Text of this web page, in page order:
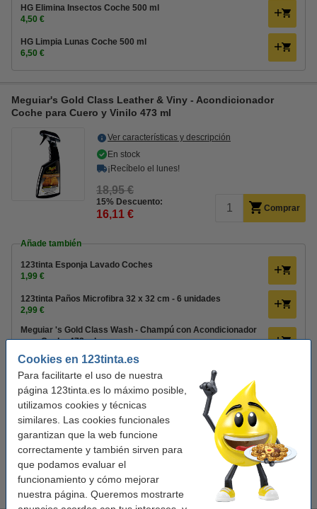
Cookies en 123tinta.es
Para facilitarte el uso de nuestra
página 123tinta.es lo máximo posible,
utilizamos cookies y técnicas
similares. Las cookies funcionales
garantizan que la web funcione
correctamente y también sirven para
que podamos evaluar el
funcionamiento y cómo mejorar
nuestra página. Queremos mostrarte
HG Elimina Insectos Coche 500 ml
4,50 €
HG Limpia Lunas Coche 500 ml
6,50 €
Meguiar's Gold Class Leather & Viny - Acondicionador
Coche para Cuero y Vinilo 473 ml
Ver características y descripción
En stock
¡Recíbelo el lunes!
18,95 €
15% Descuento:
16,11 € Comprar
Añade también
123tinta Esponja Lavado Coches
1,99 €
123tinta Paños Microfibra 32 x 32 cm - 6 unidades
2,99 €
Meguiar 's Gold Class Wash - Champú con Acondicionador
para Coche 473 ml
17,95 €
Consejo: compra
HG Limpiador Llantas Coche 500 ml
8,50 €
HG Elimina Insectos Coche 500 ml
HG Limpia Lunas Coche 500 ml
6,50 €